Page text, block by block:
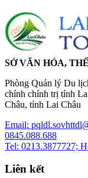
SỞ VĂN HÓA,
Phòng Quản lý Du
chính chính trị tỉnh
Châu, tỉnh Lai Châu
Email:
0845.088.688
Tel: 0213.3877727;
Liên kết